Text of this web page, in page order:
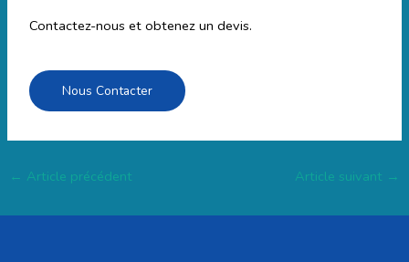
Contactez-nous et obtenez un devis.
Nous Contacter
← Article précédent Article suivant →